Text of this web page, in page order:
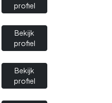
profiel
Bekijk
profiel
Bekijk
profiel